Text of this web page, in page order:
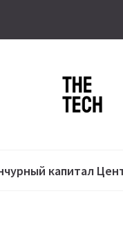
капитал